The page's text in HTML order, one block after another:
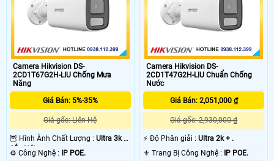
Camera Hikvision DS-
2CD1T67G2H-LIU Chống Mưa
Năng
Giá Bán: 5%-35%
Giá gốc: Liên Hệ
🦉 Hình Ành Chất Lượng : Ultra 3k +
Sắc Nét .
⚙ Công Nghệ : IP POE.
Camera Hikvision DS-
2CD1T47G2H-LIU Chuẩn Chống
Nước
Giá Bán: 2,051,000 ₫
Giá gốc: 2,930,000 ₫
️⚡ Độ Phân giải :Ultra 2k + .
⚜️ Trang Bị Công Nghệ : IP POE.